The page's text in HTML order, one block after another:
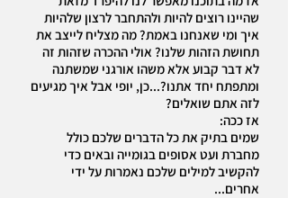
שהיינו רוצים להיות ולהתחבר לרצון שלהיות
איך ומי שאנחנו באמת? מה מצליח לייצב את
תחושת הזהות שלנו? אולי ההכרה שזהות זה
לא דבר קבוע אלא משהו אורגני שמשתנה
ומתפתח יחד אתנו?...כן, יופי אבל איך מגיעים
לזה אתם שואלים?
אז ככה:
שמים בתיק את כל הדברים שלכם כולל
מחברת ועט אסופים בגומייה ובאים כדי
להקשיב למילים שלכם נאמרות על ידי
אחרים...